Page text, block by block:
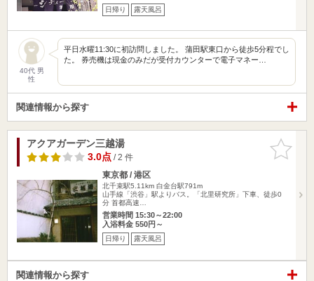
日帰り 露天風呂
40代 男
性
平日水曜11:30に初訪問しました。 蒲田駅東口から徒歩5分程でし
た。 券売機は現金のみだが受付カウンターで電子マネー…
関連情報から探す
お気に入
りに追加
アクアガーデン三越湯
3.0点/ 2 件
東京都 / 港区
北千束駅5.11km 白金台駅791m
山手線「渋谷」駅よりバス。「北里研究所」下車、徒歩0
分 首都高速…
営業時間 15:30～22:00
入浴料金 550円～
日帰り 露天風呂
関連情報から探す